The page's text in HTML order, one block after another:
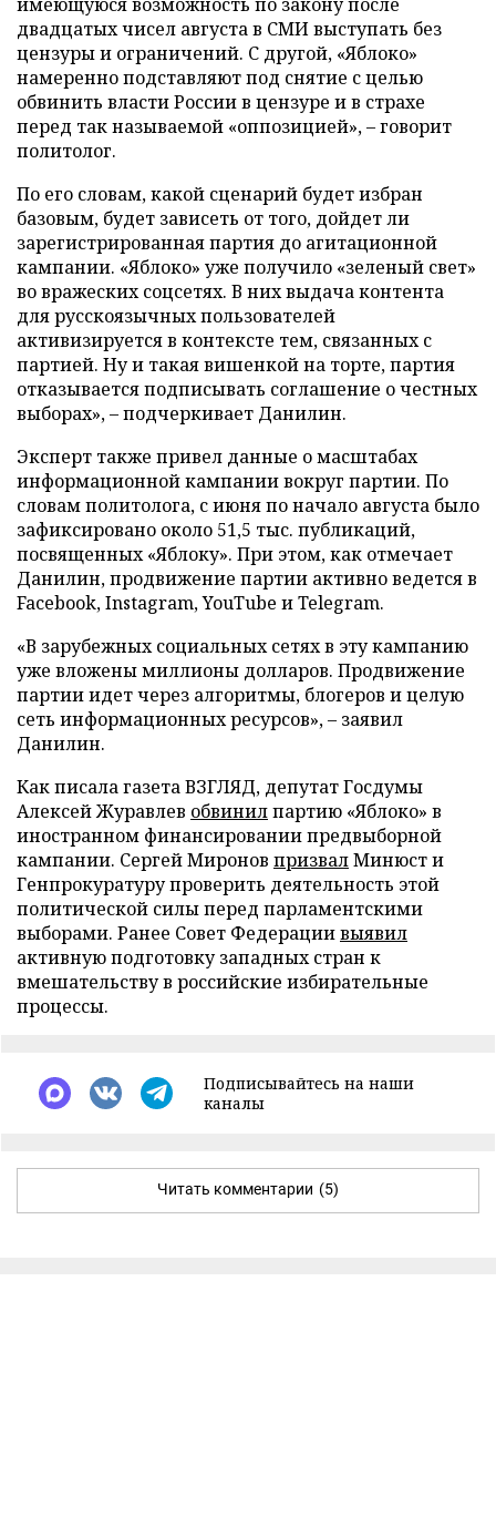
двадцатых чисел августа в СМИ выступать без
цензуры и ограничений. С другой, «Яблоко»
намеренно подставляют под снятие с целью
обвинить власти России в цензуре и в страхе
перед так называемой «оппозицией», – говорит
политолог.
По его словам, какой сценарий будет избран
базовым, будет зависеть от того, дойдет ли
зарегистрированная партия до агитационной
кампании. «Яблоко» уже получило «зеленый свет»
во вражеских соцсетях. В них выдача контента
для русскоязычных пользователей
активизируется в контексте тем, связанных с
партией. Ну и такая вишенкой на торте, партия
отказывается подписывать соглашение о честных
выборах», – подчеркивает Данилин.
Эксперт также привел данные о масштабах
информационной кампании вокруг партии. По
словам политолога, с июня по начало августа было
зафиксировано около 51,5 тыс. публикаций,
посвященных «Яблоку». При этом, как отмечает
Данилин, продвижение партии активно ведется в
Facebook, Instagram, YouTube и Telegram.
«В зарубежных социальных сетях в эту кампанию
уже вложены миллионы долларов. Продвижение
партии идет через алгоритмы, блогеров и целую
сеть информационных ресурсов», – заявил
Данилин.
Как писала газета ВЗГЛЯД, депутат Госдумы
Алексей Журавлев обвинилпартию «Яблоко» в
иностранном финансировании предвыборной
кампании. Сергей Миронов призвалМинюст и
Генпрокуратуру проверить деятельность этой
политической силы перед парламентскими
выборами. Ранее Совет Федерациивыявил
активную подготовку западных стран к
вмешательству в российские избирательные
процессы.
Подписывайтесь на наши
каналы
Читать комментарии (5)